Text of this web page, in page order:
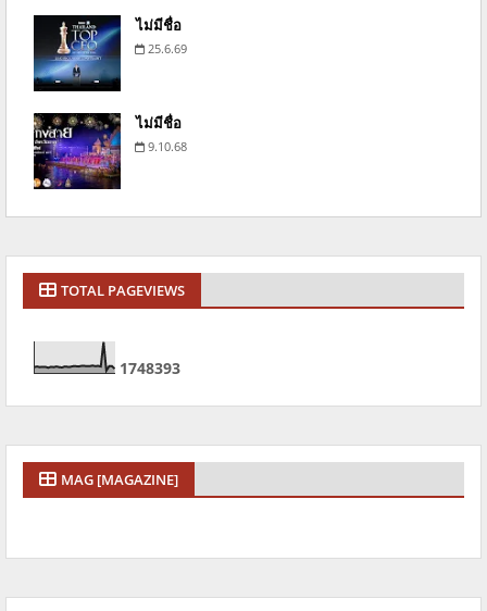
ไม่มีชื่อ
25.6.69
ไม่มีชื่อ
9.10.68
TOTAL PAGEVIEWS
1748393
MAG [MAGAZINE]